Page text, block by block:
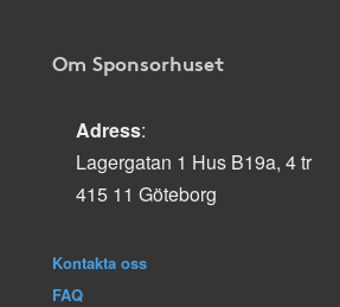
Om Sponsorhuset
Adress:
Lagergatan 1 Hus B19a, 4 tr
415 11 Göteborg
Kontakta oss
FAQ